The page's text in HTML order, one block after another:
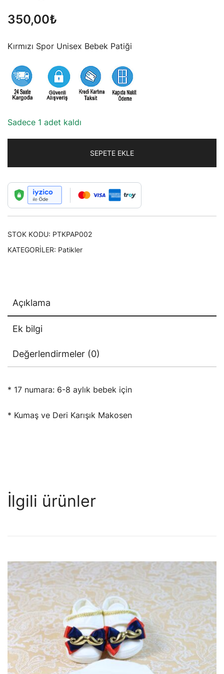
350,00₺
Kırmızı Spor Unisex Bebek Patiği
Sadece 1 adet kaldı
SEPETE EKLE
STOK KODU: PTKPAP002
KATEGORILER: Patikler
Açıklama
Ek bilgi
Değerlendirmeler (0)
* 17 numara: 6-8 aylık bebek için
* Kumaş ve Deri Karışık Makosen
İlgili ürünler